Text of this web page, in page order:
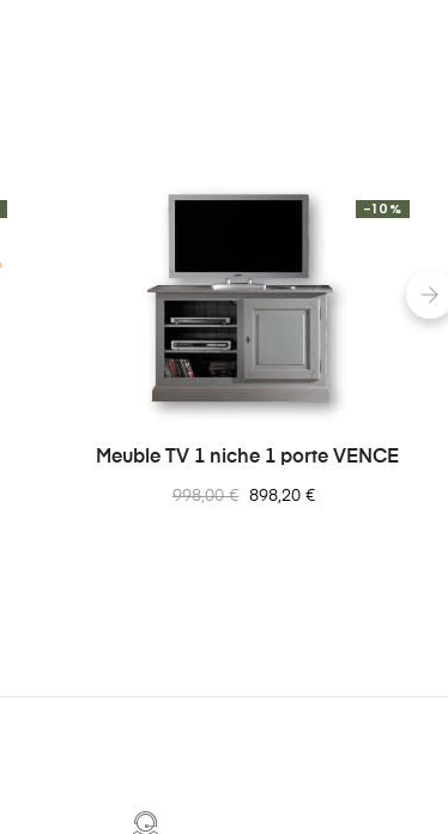
Meuble TV 1 niche 1 porte VENCE
Prix
998,00 €
-10%
Prix
898,20 €